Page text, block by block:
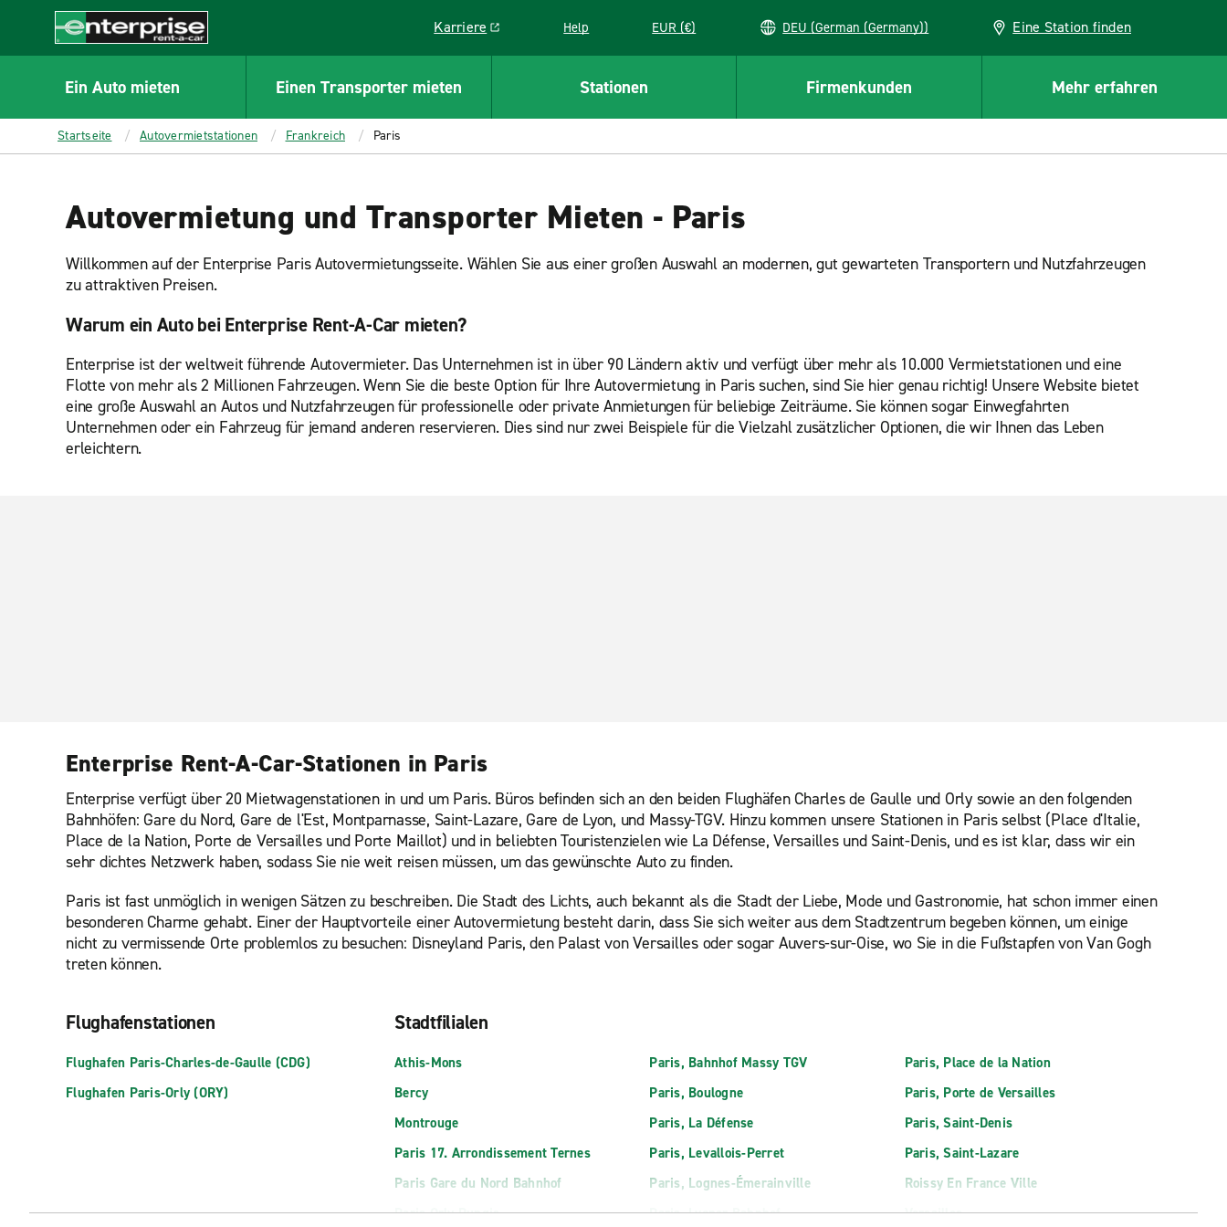
CONTENT
Enterprise
Karriere
Link opens in a new window
Help EUR (€) DEU (German (Germany)) Eine Station finden
Ein Auto mieten Einen Transporter mieten Stationen Firmenkunden Mehr erfahren
Startseite Autovermietstationen Frankreich Paris
Autovermietung und Transporter Mieten - Paris
Willkommen auf der Enterprise Paris Autovermietungsseite. Wählen Sie aus einer großen Auswahl an modernen, gut gewarteten Transportern und Nutzfahrzeugen
zu attraktiven Preisen.
Warum ein Auto bei Enterprise Rent-A-Car mieten?
Enterprise ist der weltweit führende Autovermieter. Das Unternehmen ist in über 90 Ländern aktiv und verfügt über mehr als 10.000 Vermietstationen und eine
Flotte von mehr als 2 Millionen Fahrzeugen. Wenn Sie die beste Option für Ihre Autovermietung in Paris suchen, sind Sie hier genau richtig! Unsere Website bietet
eine große Auswahl an Autos und Nutzfahrzeugen für professionelle oder private Anmietungen für beliebige Zeiträume. Sie können sogar Einwegfahrten
Unternehmen oder ein Fahrzeug für jemand anderen reservieren. Dies sind nur zwei Beispiele für die Vielzahl zusätzlicher Optionen, die wir Ihnen das Leben
erleichtern.
Enterprise Rent-A-Car-Stationen in Paris
Enterprise verfügt über 20 Mietwagenstationen in und um Paris. Büros befinden sich an den beiden Flughäfen Charles de Gaulle und Orly sowie an den folgenden
Bahnhöfen: Gare du Nord, Gare de l'Est, Montparnasse, Saint-Lazare, Gare de Lyon, und Massy-TGV. Hinzu kommen unsere Stationen in Paris selbst (Place d'Italie,
Place de la Nation, Porte de Versailles und Porte Maillot) und in beliebten Touristenzielen wie La Défense, Versailles und Saint-Denis, und es ist klar, dass wir ein
sehr dichtes Netzwerk haben, sodass Sie nie weit reisen müssen, um das gewünschte Auto zu finden.
Paris ist fast unmöglich in wenigen Sätzen zu beschreiben. Die Stadt des Lichts, auch bekannt als die Stadt der Liebe, Mode und Gastronomie, hat schon immer einen
besonderen Charme gehabt. Einer der Hauptvorteile einer Autovermietung besteht darin, dass Sie sich weiter aus dem Stadtzentrum begeben können, um einige
nicht zu vermissende Orte problemlos zu besuchen: Disneyland Paris, den Palast von Versailles oder sogar Auvers-sur-Oise, wo Sie in die Fußstapfen von Van Gogh
treten können.
Flughafenstationen
Flughafen Paris-Charles-de-Gaulle (CDG)
Flughafen Paris-Orly (ORY)
Stadtfilialen
Athis-Mons
Bercy
Montrouge
Paris 17. Arrondissement Ternes
Paris Gare du Nord Bahnhof
Paris Orly Rungis
Paris, Bahnhof Massy TGV
Paris, Boulogne
Paris, La Défense
Paris, Levallois-Perret
Paris, Lognes-Émerainville
Paris, Lyoner Bahnhof
Paris, Place de la Nation
Paris, Porte de Versailles
Paris, Saint-Denis
Paris, Saint-Lazare
Roissy En France Ville
Versailles